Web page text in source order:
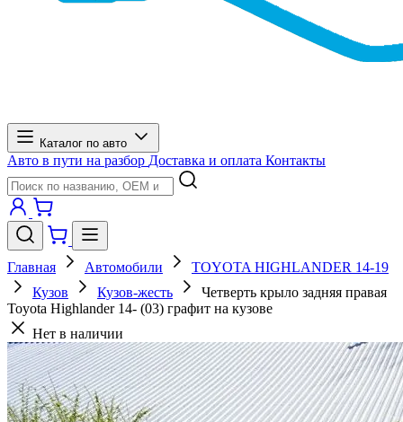
Каталог по авто
Авто в пути на разбор Доставка и оплата Контакты
Главная Автомобили
TOYOTA HIGHLANDER 14-19
Кузов
Кузов-жесть
Четверть крыло задняя правая
Toyota Highlander 14- (03) графит на кузове
Нет в наличии